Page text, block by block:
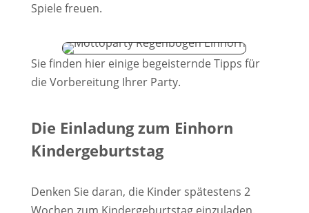
Spiele freuen.
Sie finden hier einige begeisternde Tipps für
die Vorbereitung Ihrer Party.
Die Einladung zum Einhorn
Kindergeburtstag
Denken Sie daran, die Kinder spätestens 2